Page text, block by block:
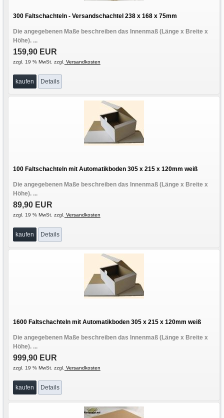
300 Faltschachteln - Versandschachtel 238 x 168 x 75mm
Die angegebenen Maße beschreiben das Innenmaß (Länge x Breite x
Höhe). ...
159,90 EUR
zzgl. 19 % MwSt. zzgl. Versandkosten
kaufen Details
100 Faltschachteln mit Automatikboden 305 x 215 x 120mm weiß
Die angegebenen Maße beschreiben das Innenmaß (Länge x Breite x
Höhe). ...
89,90 EUR
zzgl. 19 % MwSt. zzgl. Versandkosten
kaufen Details
1600 Faltschachteln mit Automatikboden 305 x 215 x 120mm weiß
Die angegebenen Maße beschreiben das Innenmaß (Länge x Breite x
Höhe). ...
999,90 EUR
zzgl. 19 % MwSt. zzgl. Versandkosten
kaufen Details